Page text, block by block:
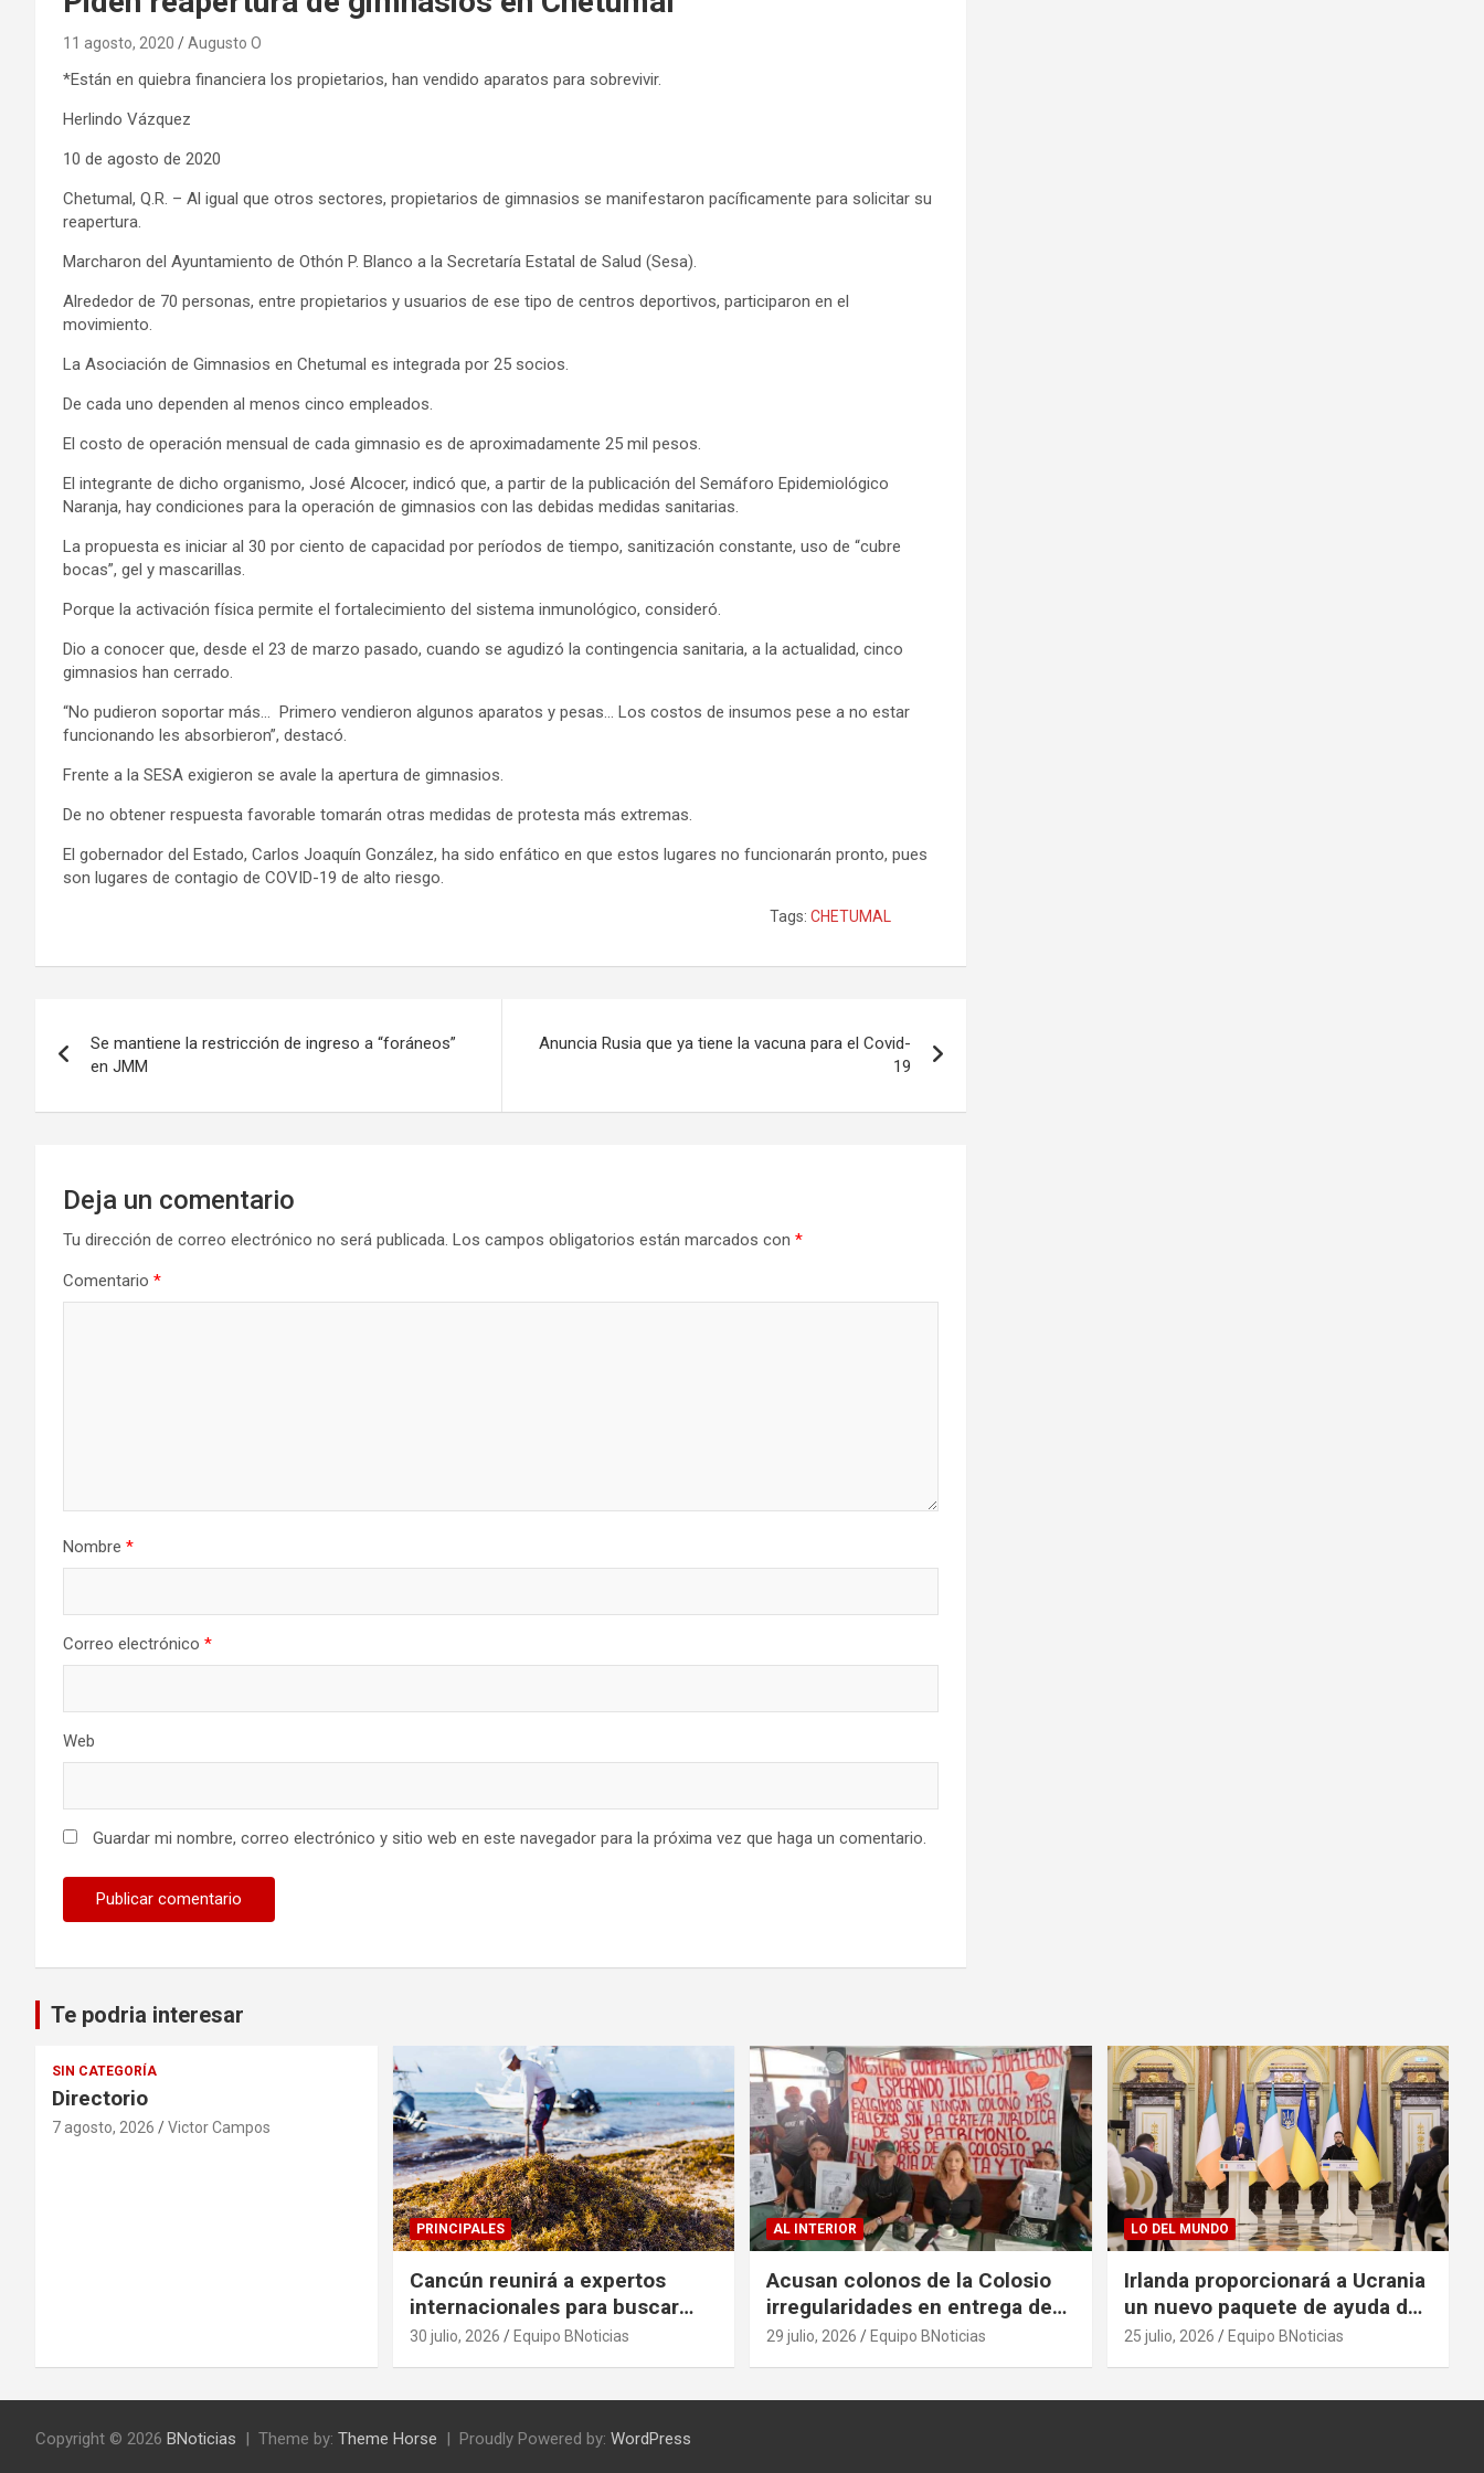
11 agosto, 2020 Augusto O
*Están en quiebra financiera los propietarios, han vendido aparatos para sobrevivir.
Herlindo Vázquez
10 de agosto de 2020
Chetumal, Q.R. – Al igual que otros sectores, propietarios de gimnasios se manifestaron pacíficamente para solicitar su
reapertura.
Marcharon del Ayuntamiento de Othón P. Blanco a la Secretaría Estatal de Salud (Sesa).
Alrededor de 70 personas, entre propietarios y usuarios de ese tipo de centros deportivos, participaron en el
movimiento.
La Asociación de Gimnasios en Chetumal es integrada por 25 socios.
De cada uno dependen al menos cinco empleados.
El costo de operación mensual de cada gimnasio es de aproximadamente 25 mil pesos.
El integrante de dicho organismo, José Alcocer, indicó que, a partir de la publicación del Semáforo Epidemiológico
Naranja, hay condiciones para la operación de gimnasios con las debidas medidas sanitarias.
La propuesta es iniciar al 30 por ciento de capacidad por períodos de tiempo, sanitización constante, uso de “cubre
bocas”, gel y mascarillas.
Porque la activación física permite el fortalecimiento del sistema inmunológico, consideró.
Dio a conocer que, desde el 23 de marzo pasado, cuando se agudizó la contingencia sanitaria, a la actualidad, cinco
gimnasios han cerrado.
“No pudieron soportar más… Primero vendieron algunos aparatos y pesas… Los costos de insumos pese a no estar
funcionando les absorbieron”, destacó.
Frente a la SESA exigieron se avale la apertura de gimnasios.
De no obtener respuesta favorable tomarán otras medidas de protesta más extremas.
El gobernador del Estado, Carlos Joaquín González, ha sido enfático en que estos lugares no funcionarán pronto, pues
son lugares de contagio de COVID-19 de alto riesgo.
Tags: CHETUMAL
de
entradas
Se mantiene la restricción de ingreso a “foráneos”
en JMM
Anuncia Rusia que ya tiene la vacuna para el Covid-
19
Deja un comentario
Tu dirección de correo electrónico no será publicada. Los campos obligatorios están marcados con *
Comentario *
Nombre *
Correo electrónico *
Web
Guardar mi nombre, correo electrónico y sitio web en este navegador para la próxima vez que haga un comentario.
Te podria interesar
SIN CATEGORÍA
Directorio
7 agosto, 2026 Victor Campos
PRINCIPALES
Cancún reunirá a expertos
internacionales para buscar
soluciones al problema del
30 julio, 2026 Equipo BNoticias
AL INTERIOR
Acusan colonos de la Colosio
irregularidades en entrega de
escrituras
29 julio, 2026 Equipo BNoticias
LO DEL MUNDO
Irlanda proporcionará a Ucrania
un nuevo paquete de ayuda de
125 millones de euros
25 julio, 2026 Equipo BNoticias
Copyright © 2026 BNoticias Theme by: Theme Horse Proudly Powered by: WordPress